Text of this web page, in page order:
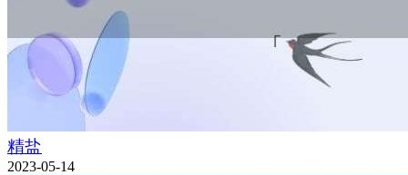
精盐
2023-05-14